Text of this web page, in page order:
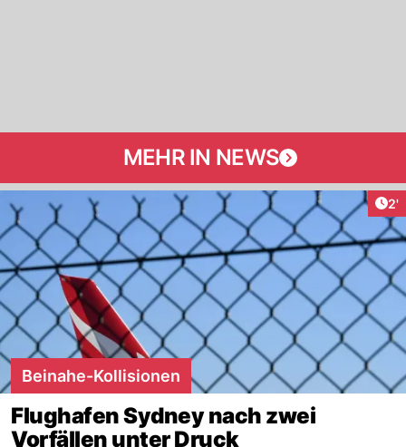
MEHR IN NEWS
2'
Beinahe-Kollisionen
Flughafen Sydney nach zwei
Vorfällen unter Druck